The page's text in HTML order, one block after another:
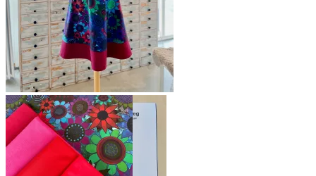
Denne V-halsen er ikke så dypt
utringet